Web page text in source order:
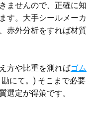
ませんので、正確に知
す。大手シールメーカ
赤外分析をすれば材質
方や比重を測ればゴム
にて。) そこまで必要
選定が得策です。